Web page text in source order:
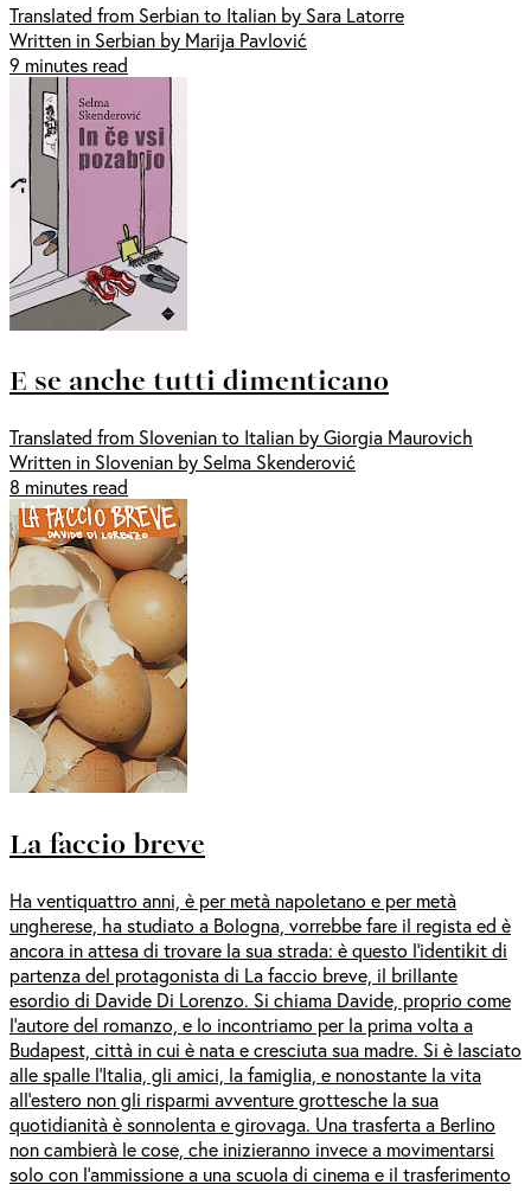
Translated from Serbian to Italian by Sara Latorre
Written in Serbian by Marija Pavlović
9 minutes read
E se anche tutti dimenticano
Translated from Slovenian to Italian by Giorgia Maurovich
Written in Slovenian by Selma Skenderović
8 minutes read
La faccio breve
Ha ventiquattro anni, è per metà napoletano e per metà
ungherese, ha studiato a Bologna, vorrebbe fare il regista ed è
ancora in attesa di trovare la sua strada: è questo l’identikit di
partenza del protagonista di La faccio breve, il brillante
esordio di Davide Di Lorenzo. Si chiama Davide, proprio come
l’autore del romanzo, e lo incontriamo per la prima volta a
Budapest, città in cui è nata e cresciuta sua madre. Si è lasciato
alle spalle l’Italia, gli amici, la famiglia, e nonostante la vita
all’estero non gli risparmi avventure grottesche la sua
quotidianità è sonnolenta e girovaga. Una trasferta a Berlino
non cambierà le cose, che inizieranno invece a movimentarsi
solo con l’ammissione a una scuola di cinema e il trasferimento